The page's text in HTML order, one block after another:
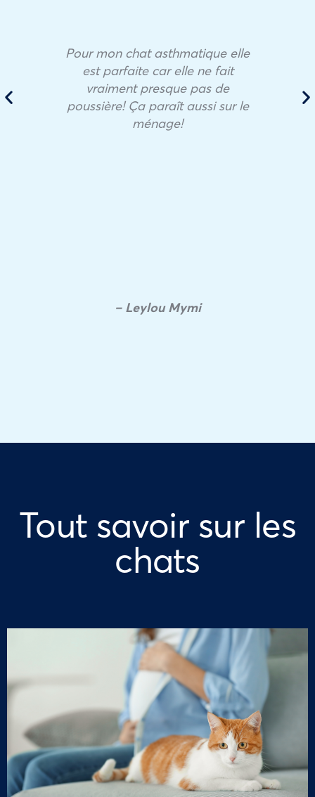
Pour mon chat asthmatique elle
est parfaite car elle ne fait
vraiment presque pas de
poussière! Ça paraît aussi sur le
ménage!
– Leylou Mymi
Tout savoir sur les
chats